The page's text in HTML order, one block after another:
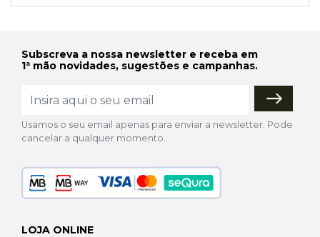
Subscreva a nossa newsletter e receba em
1ª mão novidades, sugestões e campanhas.
Usamos o seu email apenas para enviar a newsletter. Pode
cancelar a qualquer momento.
LOJA ONLINE